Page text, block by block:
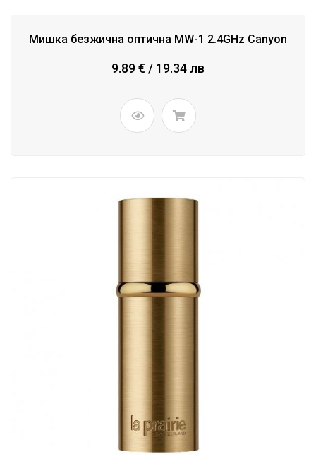
Мишка безжична оптична MW-1 2.4GHz Canyon
9.89 € / 19.34 лв